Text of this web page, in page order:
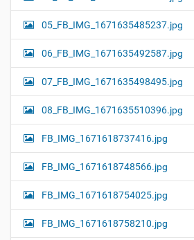
05_FB_IMG_1671635485237.jpg
06_FB_IMG_1671635492587.jpg
07_FB_IMG_1671635498495.jpg
08_FB_IMG_1671635510396.jpg
FB_IMG_1671618737416.jpg
FB_IMG_1671618748566.jpg
FB_IMG_1671618754025.jpg
FB_IMG_1671618758210.jpg